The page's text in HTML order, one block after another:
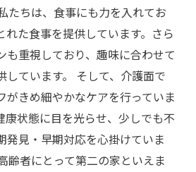
たちは、食事にも力を入れてお
れた食事を提供しています。さら
も重視しており、趣味に合わせて
しています。 そして、介護面で
がきめ細やかなケアを行っていま
康状態に目を光らせ、少しでも不
発見・早期対応を心掛けていま
齢者にとって第二の家といえま